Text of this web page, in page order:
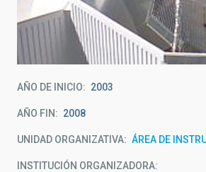
AÑO DE INICIO 2003
AÑO FIN 2008
UNIDAD ORGANIZATIVA ÁREA DE
INSTITUCIÓN ORGANIZADORA